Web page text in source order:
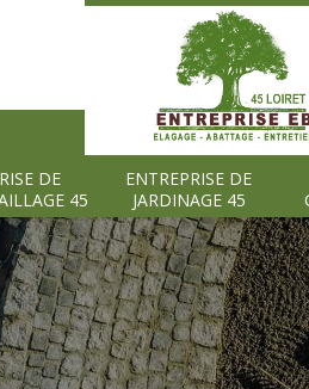
DE
45
ENTREPRISE DE
JARDINAGE 45